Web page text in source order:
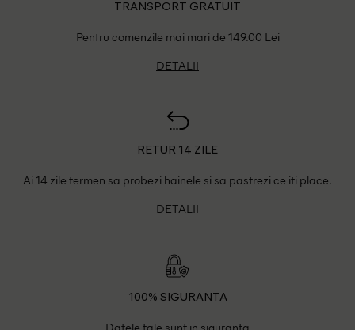
TRANSPORT GRATUIT
Pentru comenzile mai mari de 149.00 Lei
DETALII
RETUR 14 ZILE
Ai 14 zile termen sa probezi hainele si sa pastrezi ce iti place.
DETALII
100% SIGURANTA
Datele tale sunt in siguranta